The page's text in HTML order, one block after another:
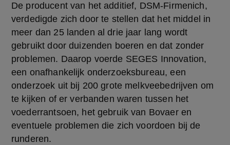
De producent van het additief, DSM-Firmenich,
verdedigde zich door te stellen dat het middel in
meer dan 25 landen al drie jaar lang wordt
gebruikt door duizenden boeren en dat zonder
problemen. Daarop voerde SEGES Innovation,
een onafhankelijk onderzoeksbureau, een
onderzoek uit bij 200 grote melkveebedrijven om
te kijken of er verbanden waren tussen het
voederrantsoen, het gebruik van Bovaer en
eventuele problemen die zich voordoen bij de
runderen.